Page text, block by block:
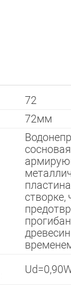
72
72мм
створке,
durvis
dzīvoklim